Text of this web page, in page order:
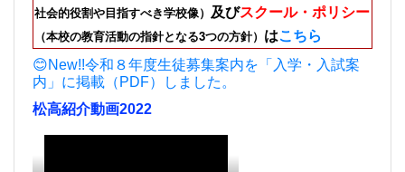
社会的役割や目指すべき学校像） 及びスクール・ポリシー
（本校の教育活動の指針となる3つの方針） はこちら
😊New!!令和８年度生徒募集案内を「入学・入試案
内」に掲載（PDF）しました。
松高紹介動画2022